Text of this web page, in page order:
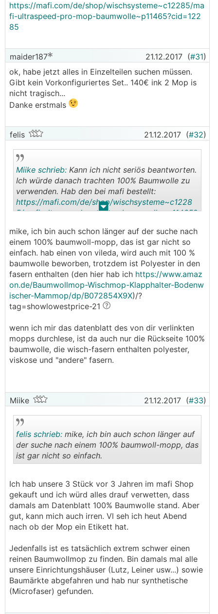
https://mafi.com/de/shop/wischsysteme~c12285/ma
fi-ultraspeed-pro-mop-baumwolle~p11465?cid=122
85
maider187 21.12.2017 (#31)
ok, habe jetzt alles in Einzelteilen suchen müssen.
Gibt kein Vorkonfiguriertes Set.. 140€ ink 2 Mop is
nicht tragisch...
Danke erstmals
felis 21.12.2017 (#32)
. .
Miike schrieb: Kann ich nicht seriös beantworten.
Ich würde danach trachten 100% Baumwolle zu
verwenden. Hab den bei mafi bestellt:
https://mafi.com/de/shop/wischsysteme~c1228
5/mafi-ultraspeed-pro-mop-baumwolle~p11465?
mike, ich bin auch schon länger auf der suche nach
einem 100% baumwoll-mopp, das ist gar nicht so
einfach. hab einen von vileda, wird auch mit 100 %
baumwolle beworben, trotzdem ist Polyester in den
fasern enthalten (den hier hab ich https://www.amaz
on.de/Baumwollmop-Wischmop-Klapphalter-Bodenw
ischer-Mammop/dp/B072854X9X)/?
tag=showlowestprice-21
wenn ich mir das datenblatt des von dir verlinkten
mopps durchlese, ist da auch nur die Rückseite 100%
baumwolle, die wisch-fasern enthalten polyester,
viskose und "andere" fasern.
Miike 21.12.2017 (#33)
felis schrieb: mike, ich bin auch schon länger auf
der suche nach einem 100% baumwoll-mopp, das
ist gar nicht so einfach.
Ich hab unsere 3 Stück vor 3 Jahren im mafi Shop
gekauft und ich würd alles drauf verwetten, dass
damals am Datenblatt 100% Baumwolle stand. Aber
gut, kann mich auch irren. Vl seh ich heut Abend
nach ob der Mop ein Etikett hat.
Jedenfalls ist es tatsächlich extrem schwer einen
reinen Baumwollmop zu finden. Bin damals mal alle
unsere Einrichtungshäuser (Lutz, Leiner usw...) sowie
Baumärkte abgefahren und hab nur synthetische
(Microfaser) gefunden.